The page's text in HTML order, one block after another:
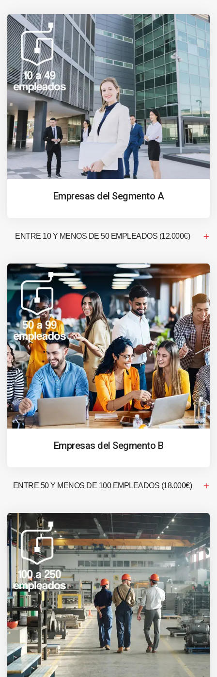
Empresas del Segmento A
ENTRE 10 Y MENOS DE 50 EMPLEADOS (12.000€)
Empresas del Segmento B
ENTRE 50 Y MENOS DE 100 EMPLEADOS (18.000€)